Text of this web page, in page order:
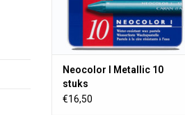
Neocolor I Metallic 10
stuks
€16,50